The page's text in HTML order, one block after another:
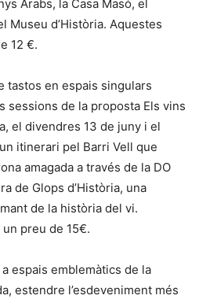
Àrabs, la Casa Masó, el
Museu d’Història. Aquestes
12 €.
tastos en espais singulars
sessions de la proposta Els vins
el divendres 13 de juny i el
itinerari pel Barri Vell que
amagada a través de la DO
de Glops d’Història, una
de la història del vi.
preu de 15€.
espais emblemàtics de la
estendre l’esdeveniment més